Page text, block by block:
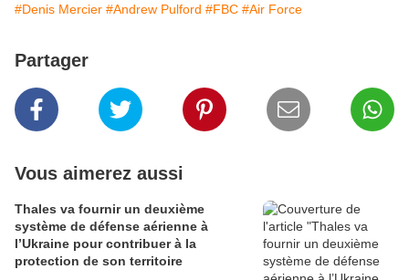
#Denis Mercier #Andrew Pulford #FBC #Air Force
Partager
Vous aimerez aussi
Thales va fournir un deuxième
système de défense aérienne à
l’Ukraine pour contribuer à la
protection de son territoire